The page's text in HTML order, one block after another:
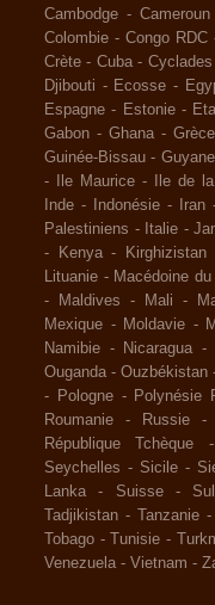
Cambodge - Cameroun
Colombie - Congo RDC
Crète - Cuba -
Djibouti - Ecosse -
Espagne - Estonie -
Gabon - Ghana - Grèce
Guinée-Bissau - Guyane
-
Ile Maurice - Ile de
Inde - Indonésie - Iran
Palestiniens - Italie -
-
Kenya - Kirghizistan
Lituanie - Macédoine du
-
Maldives - Mali -
Mexique - Moldavie -
Namibie - Nicaragua -
Ouganda -Ouzbékistan
-
Pologne - Polynésie
Roumanie
- Russie -
République Tchèque
Seychelles - Sicile -
Lanka
- Suisse -
Tadjikistan -Tanzanie
Tobago -Tunisie -
Venezuela - Vietnam -